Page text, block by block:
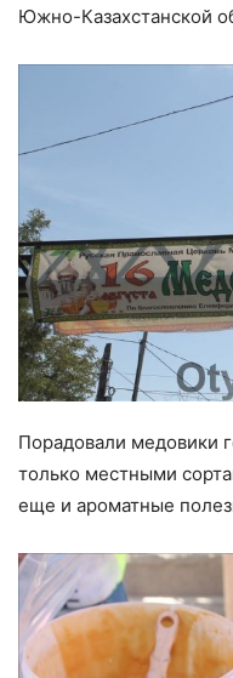
Южно-Казахстанской
Порадовали медовики
только местными
еще и ароматные